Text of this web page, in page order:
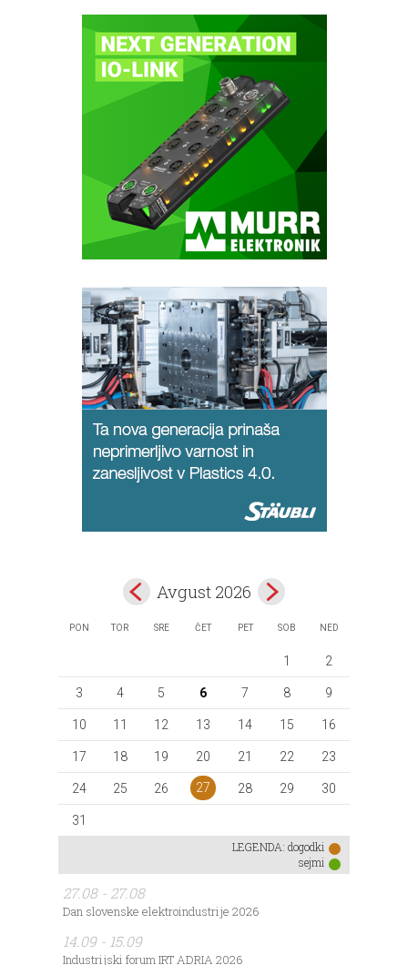
Avgust 2026
PON TOR SRE ČET PET SOB NED
1 2
3 4 5 6 7 8 9
10 11 12 13 14 15 16
17 18 19 20 21 22 23
24 25 26 27 28 29 30
31
LEGENDA: dogodki
sejmi
27.08 - 27.08
Dan slovenske elektroindustrije 2026
14.09 - 15.09
Industrijski forum IRT ADRIA 2026